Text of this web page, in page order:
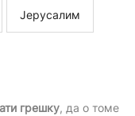
Јерусалим
грешку, да о томе